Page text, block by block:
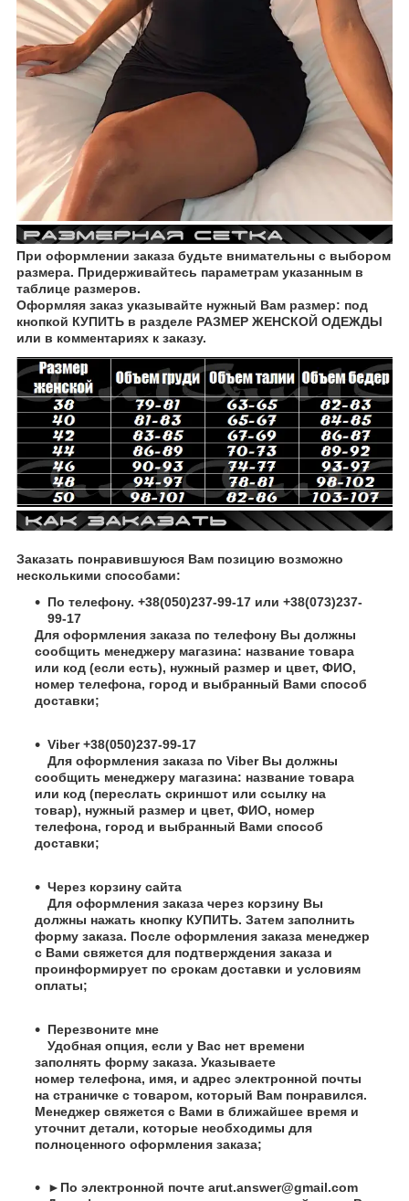
При оформлении заказа будьте внимательны с выбором
размера. Придерживайтесь параметрам указанным в
таблице размеров.
Оформляя заказ указывайте нужный Вам размер: под
кнопкой КУПИТЬ в разделе РАЗМЕР ЖЕНСКОЙ ОДЕЖДЫ
или в комментариях к заказу.
Заказать понравившуюся Вам позицию возможно
несколькими способами:
По телефону. +38(050)237-99-17 или +38(073)237-
99-17
Для оформления заказа по телефону Вы должны
сообщить менеджеру магазина: название товара
или код (если есть), нужный размер и цвет, ФИО,
номер телефона, город и выбранный Вами способ
доставки;
Viber +38(050)237-99-17
Для оформления заказа по Viber Вы должны
сообщить менеджеру магазина: название товара
или код (переслать скриншот или ссылку на
товар), нужный размер и цвет, ФИО, номер
телефона, город и выбранный Вами способ
доставки;
Через корзину сайта
Для оформления заказа через корзину Вы
должны нажать кнопку КУПИТЬ. Затем заполнить
форму заказа. После оформления заказа менеджер
с Вами свяжется для подтверждения заказа и
проинформирует по срокам доставки и условиям
оплаты;
Перезвоните мне
Удобная опция, если у Вас нет времени
заполнять форму заказа. Указываете
номер телефона, имя, и адрес электронной почты
на страничке с товаром, который Вам понравился.
Менеджер свяжется с Вами в ближайшее время и
уточнит детали, которые необходимы для
полноценного оформления заказа;
►По электронной почте arut.answer@gmail.com